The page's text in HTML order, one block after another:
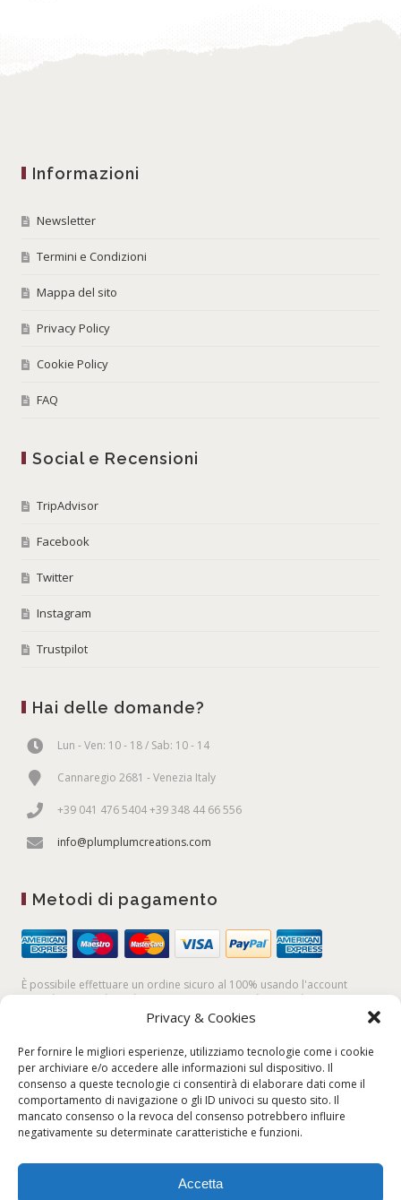
Privacy & Cookies
Per fornire le migliori esperienze, utilizziamo tecnologie come i cookie
per archiviare e/o accedere alle informazioni sul dispositivo. Il
consenso a queste tecnologie ci consentirà di elaborare dati come il
comportamento di navigazione o gli ID univoci su questo sito. Il
mancato consenso o la revoca del consenso potrebbero influire
negativamente su determinate caratteristiche e funzioni.
Accetta
Informazioni
Newsletter
Termini e Condizioni
Mappa del sito
Privacy Policy
Cookie Policy
FAQ
Social e Recensioni
TripAdvisor
Facebook
Twitter
Instagram
Trustpilot
Hai delle domande?
Lun - Ven: 10 - 18 / Sab: 10 - 14
Cannaregio 2681 - Venezia Italy
+39 041 476 5404 +39 348 44 66 556
info@plumplumcreations.com
Metodi di pagamento
È possibile effettuare un ordine sicuro al 100% usando l'account
PayPal,lacarta di credito, oppure facendo unbonifico bancario